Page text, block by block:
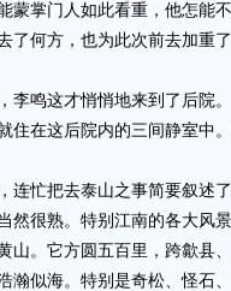
掌门人如此看重，他怎能
了何方，也为此次前去加
鸣这才悄悄地来到了后院。
在这后院内的三间静室中
忙把去泰山之事简要叙述了
很熟。特别江南的各大风景
。它方圆五百里，跨歙县
瀚似海。特别是奇松、怪